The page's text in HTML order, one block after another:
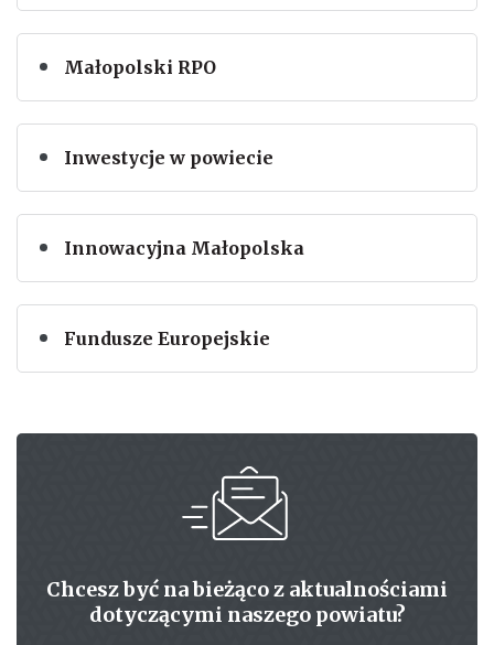
Małopolski RPO
Inwestycje w powiecie
Innowacyjna Małopolska
Fundusze Europejskie
Chcesz być na bieżąco z aktualnościami
dotyczącymi naszego powiatu?